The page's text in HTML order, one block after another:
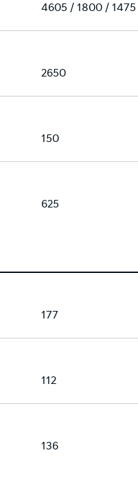
4605 / 1800 / 1475
2650
150
625
177
112
136